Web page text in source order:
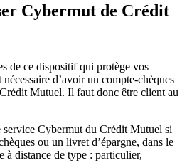
Cybermut de Crédit
de ce dispositif qui protège vos
d’avoir un compte-chèques
Mutuel. Il faut donc être client au
Cybermut du Crédit Mutuel si
ou un livret d’épargne, dans le
à distance de type : particulier,